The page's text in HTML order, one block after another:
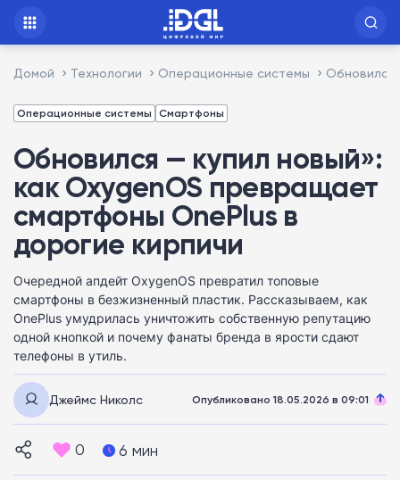
Домой Технологии Операционные системы Обновился
Операционные системы Смартфоны
Обновился — купил новый»:
как OxygenOS превращает
смартфоны OnePlus в
дорогие кирпичи
Очередной апдейт OxygenOS превратил топовые
смартфоны в безжизненный пластик. Рассказываем, как
OnePlus умудрилась уничтожить собственную репутацию
одной кнопкой и почему фанаты бренда в ярости сдают
телефоны в утиль.
Джеймс Николс Опубликовано 18.05.2026 в 09:01
0 6 мин